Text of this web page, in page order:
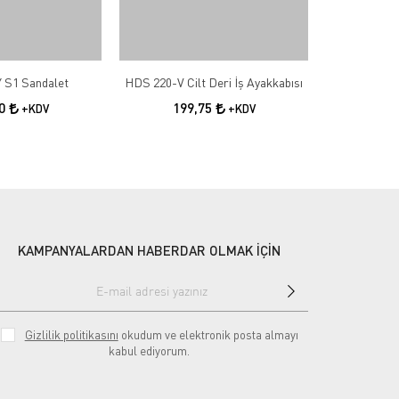
S1 Sandalet
+KDV
HDS 220-V Cilt Deri İş Ayakkabısı
199,75 +KDV
KAMPANYALARDAN HABERDAR OLMAK İÇİN
Gizlilik politikasını okudum ve elektronik posta almayı
kabul ediyorum.